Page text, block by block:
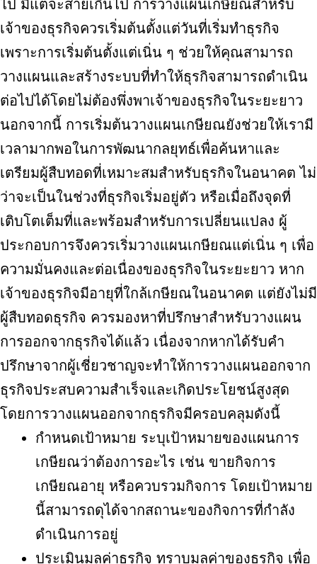
ไป มีแต่จะสายเกินไป การวางแผนเกษียณสำหรับ
เจ้าของธุรกิจควรเริ่มต้นตั้งแต่วันที่เริ่มทำธุรกิจ
เพราะการเริ่มต้นตั้งแต่เนิ่น ๆ ช่วยให้คุณสามารถ
วางแผนและสร้างระบบที่ทำให้ธุรกิจสามารถดำเนิน
ต่อไปได้โดยไม่ต้องพึ่งพาเจ้าของธุรกิจในระยะยาว
นอกจากนี้ การเริ่มต้นวางแผนเกษียณยังช่วยให้เรามี
เวลามากพอในการพัฒนากลยุทธ์เพื่อค้นหาและ
เตรียมผู้สืบทอดที่เหมาะสมสำหรับธุรกิจในอนาคต ไม่
ว่าจะเป็นในช่วงที่ธุรกิจเริ่มอยู่ตัว หรือเมื่อถึงจุดที่
เติบโตเต็มที่และพร้อมสำหรับการเปลี่ยนแปลง ผู้
ประกอบการจึงควรเริ่มวางแผนเกษียณแต่เนิ่น ๆ เพื่อ
ความมั่นคงและต่อเนื่องของธุรกิจในระยะยาว หาก
เจ้าของธุรกิจมีอายุที่ใกล้เกษียณในอนาคต แต่ยังไม่มี
ผู้สืบทอดธุรกิจ ควรมองหาที่ปรึกษาสำหรับวางแผน
การออกจากธุรกิจได้แล้ว เนื่องจากหากได้รับคำ
ปรึกษาจากผู้เชี่ยวชาญจะทำให้การวางแผนออกจาก
ธุรกิจประสบความสำเร็จและเกิดประโยชน์สูงสุด
โดยการวางแผนออกจากธุรกิจมีครอบคลุมดังนี้
กำหนดเป้าหมาย ระบุเป้าหมายของแผนการ
เกษียณว่าต้องการอะไร เช่น ขายกิจการ
เกษียณอายุ หรือควบรวมกิจการ โดยเป้าหมาย
นี้สามารถดุได้จากสถานะของกิจการที่กำลัง
ดำเนินการอยู่
ประเมินมูลค่าธุรกิจ ทราบมูลค่าของธุรกิจ เพื่อ